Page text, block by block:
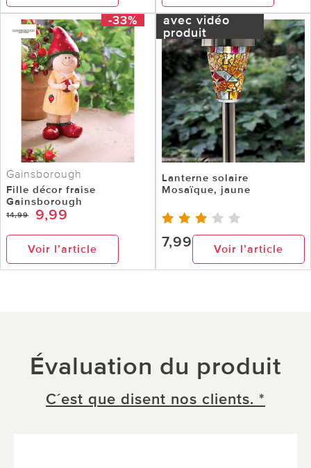
-33%
Gainsborough
Fille décor fraise
Gainsborough
14,99 9,99
Voir l’article
avec vidéo
produit
Lanterne solaire
Mosaïque, jaune
7,99 Voir l’article
Évaluation du produit
C´est que disent nos clients. *